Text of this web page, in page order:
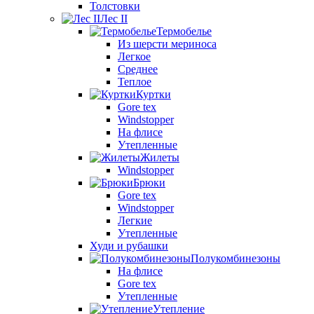
Толстовки
Лес II
Термобелье
Из шерсти мериноса
Легкое
Среднее
Теплое
Куртки
Gore tex
Windstopper
На флисе
Утепленные
Жилеты
Windstopper
Брюки
Gore tex
Windstopper
Легкие
Утепленные
Худи и рубашки
Полукомбинезоны
На флисе
Gore tex
Утепленные
Утепление